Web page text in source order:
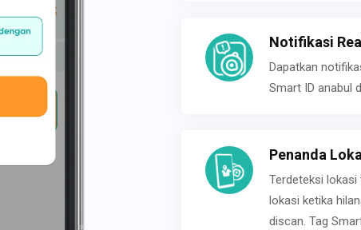
Notifikasi
Dapatkan
Smart ID anabul
Penanda
Terdeteksi
lokasi ketika
discan. Tag